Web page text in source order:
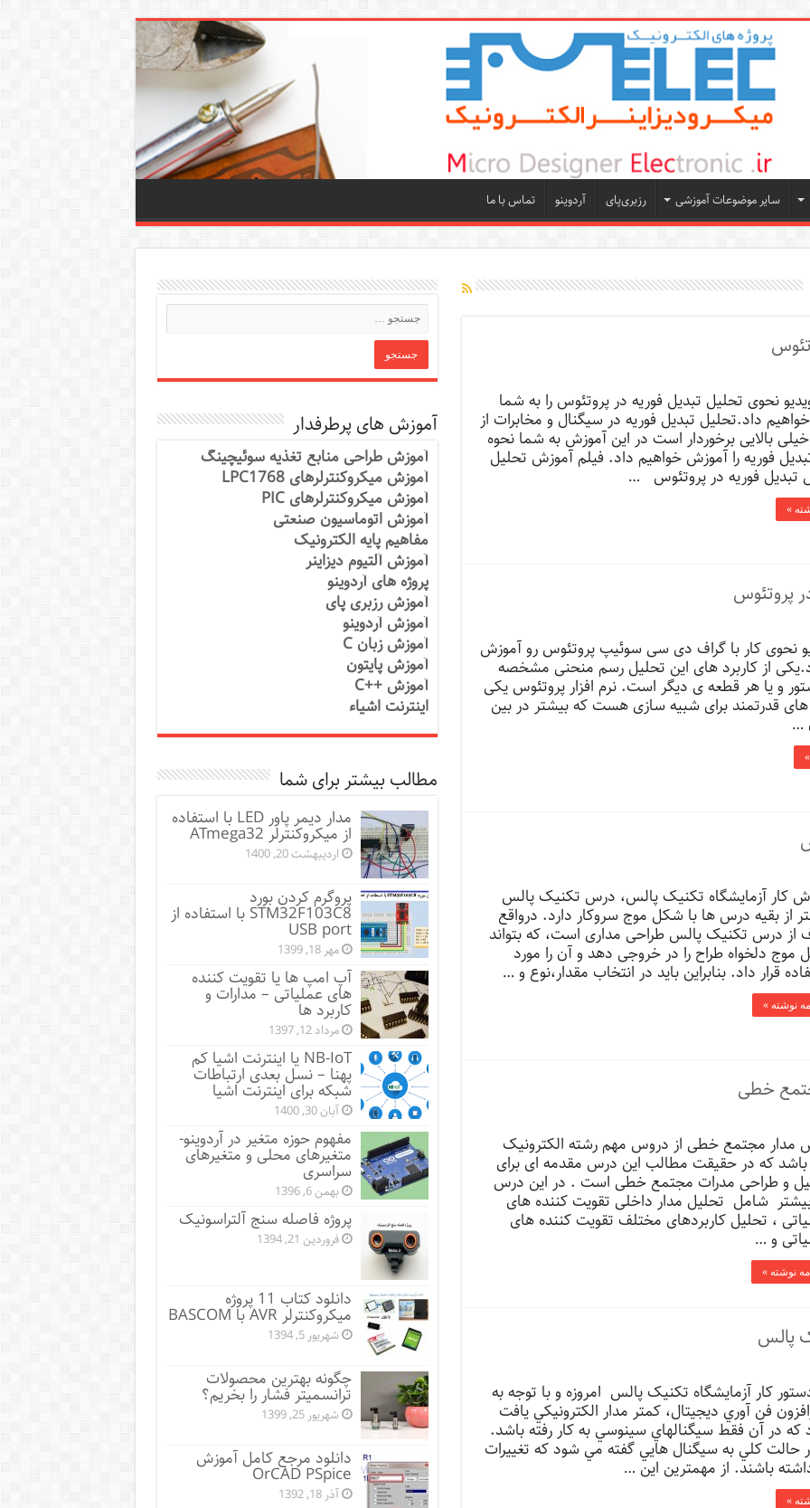
سایر موضوعات آموزشی رزبری‌پای آردوینو تماس با ما
نحوی تحلیل تبدیل فوریه در پروتئوس را به شما
داد.تحلیل تبدیل فوریه در سیگنال و مخابرات از
بالایی برخوردار است در این آموزش به شما نحوه
فوریه را آموزش خواهیم داد. فیلم آموزش تحلیل
تبدیل فوریه در پروتئوس …
»
نحوی کار با گراف دی سی سوئیپ پروتئوس رو آموزش
از کاربرد های این تحلیل رسم منحنی مشخصه
و یا هر قطعه ی دیگر است. نرم افزار پروتئوس یکی
های قدرتمند برای شبیه سازی هست که بیشتر در بین
…
کار آزمایشگاه تکنیک پالس، درس تکنیک پالس
از بقیه درس ها با شکل موج سروکار دارد. درواقع
از درس تکنیک پالس طراحی مداری است، که بتواند
دلخواه طراح را در خروجی دهد و آن را مورد
قرار داد. بنابراین باید در انتخاب مقدار،نوع و …
نوشته »
خطی
مدار مجتمع خطی از دروس مهم رشته الکترونیک
که در حقیقت مطالب این درس مقدمه ای برای
و طراحی مدرات مجتمع خطی است . در این درس
شامل تحلیل مدار داخلی تقویت کننده های
، تحلیل کاربردهای مختلف تقویت کننده های
و …
نوشته »
پالس
کار آزمایشگاه تکنیک پالس امروزه و با توجه به
فن آوري ديجيتال، كمتر مدار الكترونيكي يافت
در آن فقط سيگنالهاي سينوسي به كار رفته باشد.
حالت كلي به سيگنال هايي گفته مي شود كه تغييرات
باشند. از مهمترين اين …
»
آموزش های پرطرفدار
آموزش طراحی منابع تغذیه سوئیچینگ
آموزش میکروکنترلرهای LPC1768
آموزش میکروکنترلرهای PIC
آموزش اتوماسیون صنعتی
مفاهیم پایه الکترونیک
آموزش آلتیوم دیزاینر
پروژه های آردوینو
آموزش رزبری پای
آموزش آردوینو
آموزش زبان C
آموزش پایتون
آموزش ++C
اینترنت اشیاء
مطالب بیشتر برای شما
مدار دیمر پاور LED با استفاده
از میکروکنترلر ATmega32
اردیبهشت 20, 1400
پروگرم کردن بورد
STM32F103C8 با استفاده از
USB port
مهر 18, 1399
آپ امپ ها یا تقویت کننده
های عملیاتی – مدارات و
کاربرد ها
مرداد 12, 1397
NB-IoT یا اینترنت اشیا کم
پهنا – نسل بعدی ارتباطات
شبکه برای اینترنت اشیا
آبان 30, 1400
مفهوم حوزه متغیر در آردوینو-
متغیرهای محلی و متغیرهای
سراسری
بهمن 6, 1396
پروژه فاصله سنج آلتراسونیک
فروردین 21, 1394
دانلود کتاب 11 پروژه
میکروکنترلر AVR با BASCOM
شهریور 5, 1394
چگونه بهترین محصولات
ترانسمیتر فشار را بخریم؟
شهریور 25, 1399
دانلود مرجع کامل آموزش
OrCAD PSpice
آذر 18, 1392